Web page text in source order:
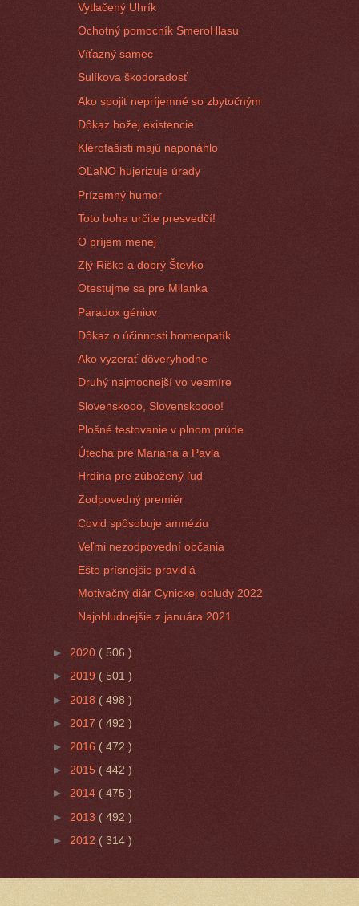
Vytlačený Uhrík
Ochotný pomocník SmeroHlasu
Víťazný samec
Sulíkova škodoradosť
Ako spojiť nepríjemné so zbytočným
Dôkaz božej existencie
Klérofašisti majú naponáhlo
OĽaNO hujerizuje úrady
Prízemný humor
Toto boha určite presvedčí!
O príjem menej
Zlý Riško a dobrý Števko
Otestujme sa pre Milanka
Paradox géniov
Dôkaz o účinnosti homeopatík
Ako vyzerať dôveryhodne
Druhý najmocnejší vo vesmíre
Slovenskooo, Slovenskoooo!
Plošné testovanie v plnom prúde
Útecha pre Mariana a Pavla
Hrdina pre zúbožený ľud
Zodpovedný premiér
Covid spôsobuje amnéziu
Veľmi nezodpovední občania
Ešte prísnejšie pravidlá
Motivačný diár Cynickej obludy 2022
Najobludnejšie z januára 2021
► 2020 ( 506 )
► 2019 ( 501 )
► 2018 ( 498 )
► 2017 ( 492 )
► 2016 ( 472 )
► 2015 ( 442 )
► 2014 ( 475 )
► 2013 ( 492 )
► 2012 ( 314 )